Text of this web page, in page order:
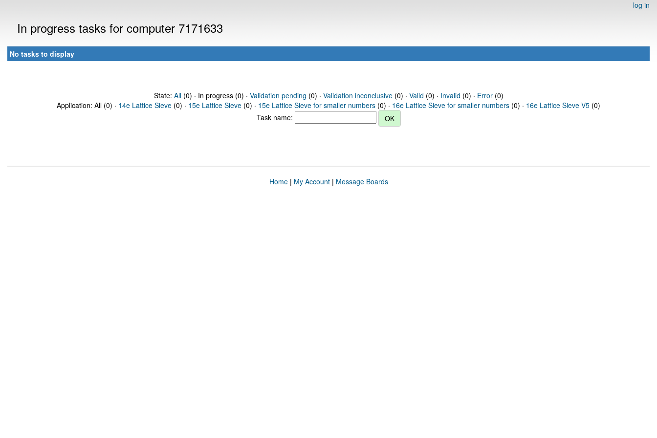
log in
In progress tasks for computer 7171633
No tasks to display
State: All(0) · In progress (0) · Validation pending (0) · Validation inconclusive(0) · Valid (0) · Invalid (0) · Error(0)
Application: All (0) · 14e Lattice Sieve (0) · 15e Lattice Sieve (0) · 15e Lattice Sieve for smaller numbers (0) · 16e Lattice Sieve for smaller numbers (0) · 16e Lattice Sieve V5 (0)
Task name:
Home| My Account| Message Boards